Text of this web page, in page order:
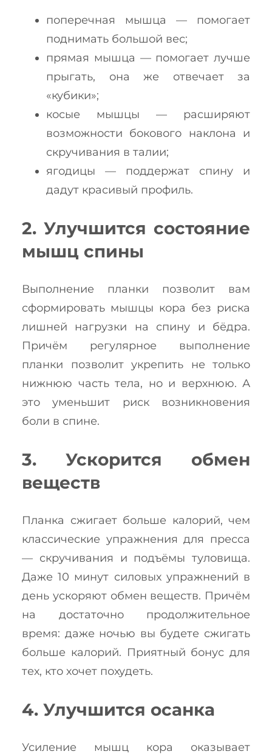
поперечная мышца — помогает
поднимать большой вес;
прямая мышца — помогает лучше
прыгать, она же отвечает за
«кубики»;
косые мышцы — расширяют
возможности бокового наклона и
скручивания в талии;
ягодицы — поддержат спину и
дадут красивый профиль.
2. Улучшится состояние
мышц спины
Выполнение планки позволит вам
сформировать мышцы кора без риска
лишней нагрузки на спину и бёдра.
Причём регулярное выполнение
планки позволит укрепить не только
нижнюю часть тела, но и верхнюю. А
это уменьшит риск возникновения
боли в спине.
3. Ускорится обмен
веществ
Планка сжигает больше калорий, чем
классические упражнения для пресса
— скручивания и подъёмы туловища.
Даже 10 минут силовых упражнений в
день ускоряют обмен веществ. Причём
на достаточно продолжительное
время: даже ночью вы будете сжигать
больше калорий. Приятный бонус для
тех, кто хочет похудеть.
4. Улучшится осанка
Усиление мышц кора оказывает